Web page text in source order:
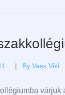
By Vass Viki
várjuk